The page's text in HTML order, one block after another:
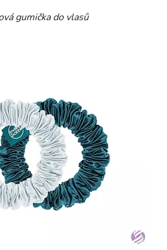
gumička do vlasů